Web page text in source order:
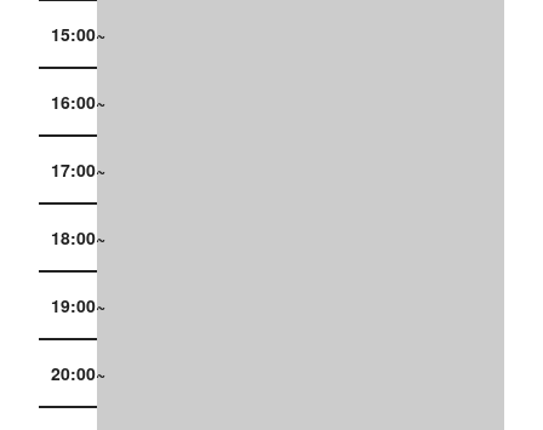
15:00~
16:00~
17:00~
18:00~
19:00~
20:00~